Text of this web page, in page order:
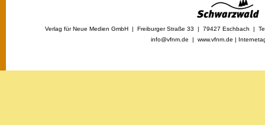
Verlag für Neue Medien GmbH | Freiburger Straße 33 | 79427 Eschbach |
info@vfnm.de | www.vfnm.de |